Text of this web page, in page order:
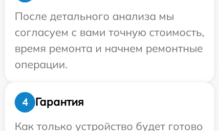
После детального анализа мы
согласуем с вами точную стоимость,
время ремонта и начнем ремонтные
операции.
4
Гарантия
Как только устройство будет готово